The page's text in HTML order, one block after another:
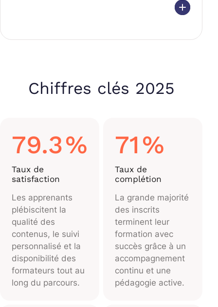
Chiffres clés 2025
79.3%
Taux de
satisfaction
Les apprenants
plébiscitent la
qualité des
contenus, le suivi
personnalisé et la
disponibilité des
formateurs tout au
long du parcours.
71%
Taux de
complétion
La grande majorité
des inscrits
terminent leur
formation avec
succès grâce à un
accompagnement
continu et une
pédagogie active.